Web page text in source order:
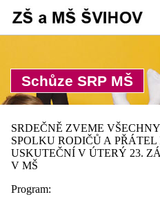
Schůze SRP MŠ
SRDEČNĚ ZVEME
SPOLKU RODIČŮ A
USKUTEČNÍ V ÚTERÝ 23.
V MŠ
Program: